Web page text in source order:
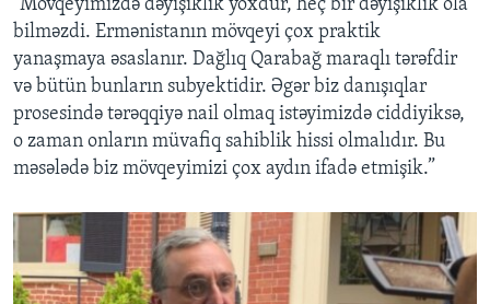
“Mövqeyimizdə dəyişiklik yoxdur, heç bir dəyişiklik ola
bilməzdi. Ermənistanın mövqeyi çox praktik
yanaşmaya əsaslanır. Dağlıq Qarabağ maraqlı tərəfdir
və bütün bunların subyektidir. Əgər biz danışıqlar
prosesində tərəqqiyə nail olmaq istəyimizdə ciddiyiksə,
o zaman onların müvafiq sahiblik hissi olmalıdır. Bu
məsələdə biz mövqeyimizi çox aydın ifadə etmişik.”